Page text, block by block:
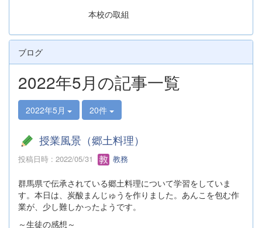
本校の取組
ブログ
2022年5月の記事一覧
2022年5月 20件
授業風景（郷土料理）
投稿日時 : 2022/05/31 教務
群馬県で伝承されている郷土料理について学習をしていま
す。本日は、炭酸まんじゅうを作りました。あんこを包む作
業が、少し難しかったようです。
～生徒の感想～